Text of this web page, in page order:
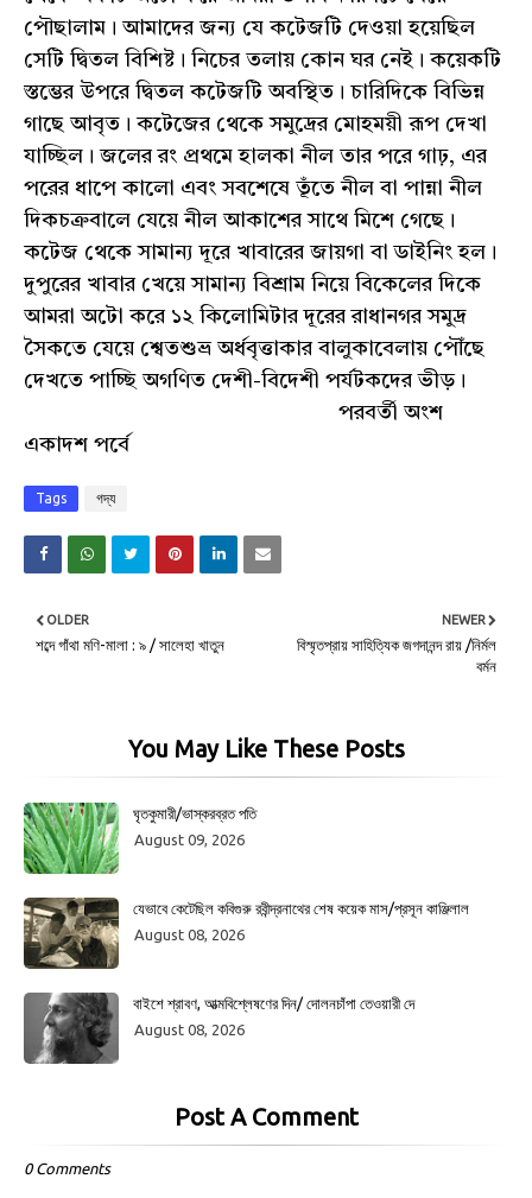
পৌছালাম। আমাদের জন্য যে কটেজটি দেওয়া হয়েছিল
সেটি দ্বিতল বিশিষ্ট। নিচের তলায় কোন ঘর নেই। কয়েকটি
স্তম্ভের উপরে দ্বিতল কটেজটি অবস্থিত। চারিদিকে বিভিন্ন
গাছে আবৃত। কটেজের থেকে সমুদ্রের মোহময়ী রূপ দেখা
যাচ্ছিল। জলের রং প্রথমে হালকা নীল তার পরে গাঢ়, এর
পরের ধাপে কালো এবং সবশেষে তূঁতে নীল বা পান্না নীল
দিকচক্রবালে যেয়ে নীল আকাশের সাথে মিশে গেছে।
কটেজ থেকে সামান্য দূরে খাবারের জায়গা বা ডাইনিং হল।
দুপুরের খাবার খেয়ে সামান্য বিশ্রাম নিয়ে বিকেলের দিকে
আমরা অটো করে ১২ কিলোমিটার দূরের রাধানগর সমুদ্র
সৈকতে যেয়ে শ্বেতশুভ্র অর্ধবৃত্তাকার বালুকাবেলায় পৌঁছে
দেখতে পাচ্ছি অগণিত দেশী-বিদেশী পর্যটকদের ভীড়।
পরবর্তী অংশ
একাদশ পর্বে
Tags গদ্য
NEWER
বিস্মৃতপ্রায় সাহিত্যিক জগদানন্দ রায় /নির্মল
বর্মন
OLDER
শব্দে গাঁথা মণি-মালা : ৯ / সালেহা খাতুন
You May Like These Posts
ঘৃতকুমারী/ভাস্করব্রত পতি
August 09, 2026
যেভাবে কেটেছিল কবিগুরু রবীন্দ্রনাথের শেষ কয়েক মাস/প্রসূন কাঞ্জিলাল
August 08, 2026
বাইশে শ্রাবণ, আত্মবিশ্লেষণের দিন/ দোলনচাঁপা তেওয়ারী দে
August 08, 2026
Post A Comment
0 Comments